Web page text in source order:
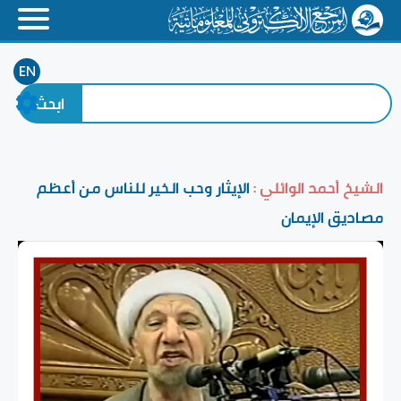
EN
الشيخ أحمد الوائلي :الإيثار وحب الخير للناس من أعظم
مصاديق الإيمان